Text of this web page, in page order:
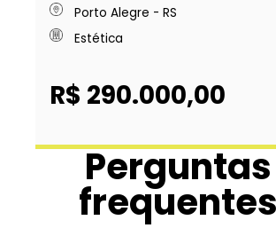
Porto Alegre - RS
Estética
R$ 290.000,00
Perguntas
frequentes